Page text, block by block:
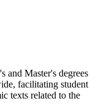
and Master's degrees
facilitating student
texts related to the